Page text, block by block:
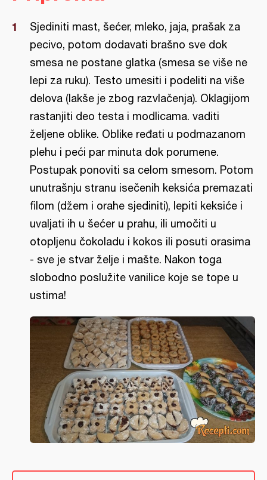
Sjediniti mast, šećer, mleko, jaja, prašak za
pecivo, potom dodavati brašno sve dok
smesa ne postane glatka (smesa se više ne
lepi za ruku). Testo umesiti i podeliti na više
delova (lakše je zbog razvlačenja). Oklagijom
rastanjiti deo testa i modlicama. vaditi
željene oblike. Oblike ređati u podmazanom
plehu i peći par minuta dok porumene.
Postupak ponoviti sa celom smesom. Potom
unutrašnju stranu isečenih keksića premazati
filom (džem i orahe sjediniti), lepiti keksiće i
uvaljati ih u šećer u prahu, ili umočiti u
otopljenu čokoladu i kokos ili posuti orasima
- sve je stvar želje i mašte. Nakon toga
slobodno poslužite vanilice koje se tope u
ustima!